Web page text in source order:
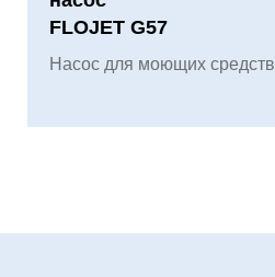
FLOJET G57
Насос для моющих средств